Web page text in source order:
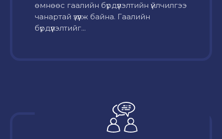
өмнөөс гаалийн бүрдүүлэлтийн үйлчилгээ
чанартай үзүүлж байна. Гаалийн
бүрдүүлэлтийг...